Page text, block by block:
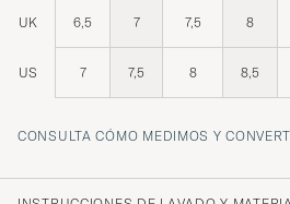
UK 6,5 7 7,5 8
US 7 7,5 8 8,5
CONSULTA CÓMO MEDIMOS Y